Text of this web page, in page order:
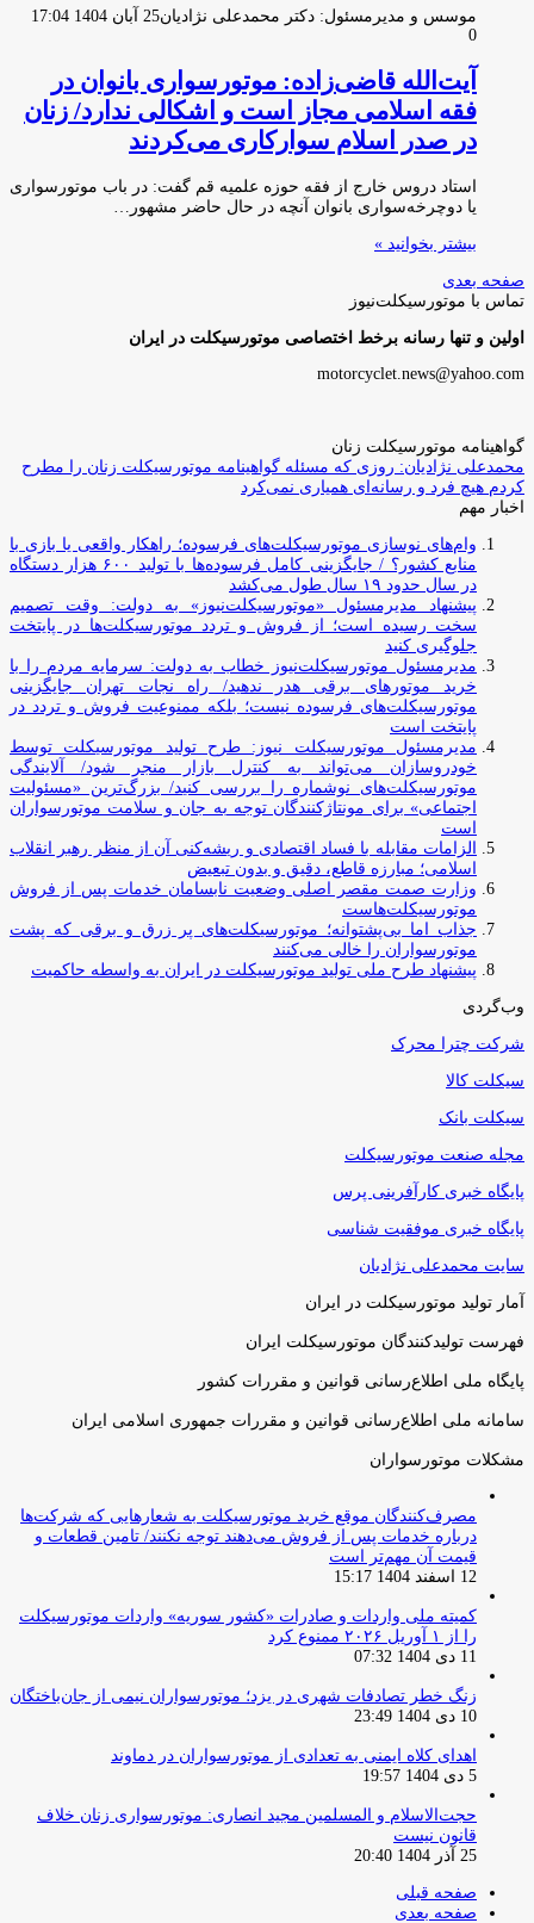
موسس و مدیرمسئول: دکتر محمدعلی نژادیان25 آبان 1404 17:04
0
آیت‌الله قاضی‌زاده: موتورسواری بانوان در
فقه اسلامی مجاز است و اشکالی ندارد/ زنان
در صدر اسلام سوارکاری می‌کردند
استاد دروس خارج از فقه حوزه علمیه قم گفت: در باب موتورسواری
یا دوچرخه‌سواری بانوان آنچه در حال حاضر مشهور…
بیشتر بخوانید »
صفحه بعدی
تماس با موتورسیکلت‌نیوز
اولین و تنها رسانه برخط اختصاصی موتورسیکلت در ایران
motorcyclet.news@yahoo.com
گواهینامه موتورسیکلت زنان
محمدعلی نژادیان: روزی که مسئله گواهینامه موتورسیکلت زنان را مطرح
کردم هیچ فرد و رسانه‌ای همیاری نمی‌کرد
اخبار مهم
وام‌های نوسازی موتورسیکلت‌های فرسوده؛ راهکار واقعی یا بازی با
منابع کشور؟ / جایگزینی کامل فرسوده‌ها با تولید ۶۰۰ هزار دستگاه
در سال حدود ۱۹ سال طول می‌کشد
پیشنهاد مدیرمسئول «موتورسیکلت‌نیوز» به دولت: وقت تصمیم
سخت رسیده است؛ از فروش و تردد موتورسیکلت‌ها در پایتخت
جلوگیری کنید
مدیرمسئول موتورسیکلت‌نیوز خطاب به دولت: سرمایه مردم را با
خرید موتورهای برقی هدر ندهید/ راه نجات تهران جایگزینی
موتورسیکلت‌های فرسوده نیست؛ بلکه ممنوعیت فروش و تردد در
پایتخت است
مدیرمسئول موتورسیکلت نیوز: طرح تولید موتورسیکلت توسط
خودروسازان می‌تواند به کنترل بازار منجر شود/ آلایندگی
موتورسیکلت‌های نوشماره را بررسی کنید/ بزرگ‌ترین «مسئولیت
اجتماعی» برای مونتاژکنندگان توجه به جان و سلامت موتورسواران
است
الزامات مقابله با فساد اقتصادی و ریشه‌کنی آن از منظر رهبر انقلاب
اسلامی؛ مبارزه قاطع، دقیق و بدون تبعیض
وزارت صمت مقصر اصلی وضعیت نابسامان خدمات پس از فروش
موتورسیکلت‌هاست
جذاب اما بی‌پشتوانه؛ موتورسیکلت‌های پر زرق‌ و برقی که پشت
موتورسواران را خالی می‌کنند
پیشنهاد طرح ملی تولید موتورسیکلت در ایران به واسطه حاکمیت
وب‌گردی
شرکت چترا محرک
سیکلت کالا
سیکلت بانک
مجله صنعت موتورسیکلت
پایگاه خبری کارآفرینی پرس
پایگاه خبری موفقیت شناسی
سایت محمدعلی نژادیان
آمار تولید موتورسیکلت در ایران
فهرست تولیدکنندگان موتورسیکلت ایران
پایگاه ملی اطلاع‌رسانی قوانین و مقررات کشور
سامانه ملی اطلاع‌رسانی قوانین و مقررات جمهوری اسلامی ایران
مشکلات موتورسواران
مصرف‌کنندگان موقع خرید موتورسیکلت به شعارهایی که شرکت‌ها
درباره خدمات پس از فروش می‌دهند توجه نکنند/ تامین قطعات و
قیمت آن مهم‌تر است
12 اسفند 1404 15:17
کمیته ملی واردات و صادرات «کشور سوریه» واردات موتورسیکلت
را از ۱ آوریل ۲۰۲۶ ممنوع کرد
11 دی 1404 07:32
زنگ خطر تصادفات شهری در یزد؛ موتورسواران نیمی از جان‌باختگان
10 دی 1404 23:49
اهدای کلاه ایمنی به تعدادی از موتورسواران در دماوند
5 دی 1404 19:57
حجت‌الاسلام و المسلمین مجید انصاری: موتورسواری زنان خلاف
قانون نیست
25 آذر 1404 20:40
صفحه قبلی
صفحه بعدی